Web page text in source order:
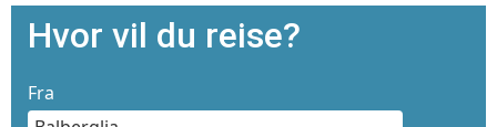
Hvor vil du reise?
Fra